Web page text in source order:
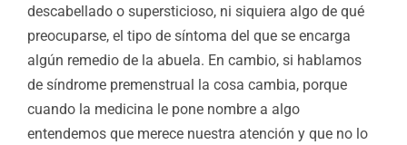
descabellado o supersticioso, ni siquiera algo de qué
preocuparse, el tipo de síntoma del que se encarga
algún remedio de la abuela. En cambio, si hablamos
de síndrome premenstrual la cosa cambia, porque
cuando la medicina le pone nombre a algo
entendemos que merece nuestra atención y que no lo